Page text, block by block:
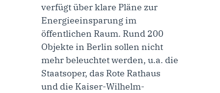
verfügt über klare Pläne zur
Energieeinsparung im
öffentlichen Raum. Rund 200
Objekte in Berlin sollen nicht
mehr beleuchtet werden, u.a. die
Staatsoper, das Rote Rathaus
und die Kaiser-Wilhelm-